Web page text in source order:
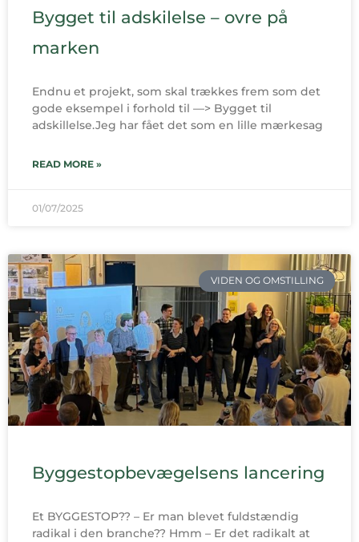
Bygget til adskilelse – ovre på
marken
Endnu et projekt, som skal trækkes frem som det
gode eksempel i forhold til —> Bygget til
adskillelse.Jeg har fået det som en lille mærkesag
READ MORE »
01/07/2025
VIDEN OG OMSTILLING
Byggestopbevægelsens lancering
Et BYGGESTOP?? – Er man blevet fuldstændig
radikal i den branche?? Hmm – Er det radikalt at